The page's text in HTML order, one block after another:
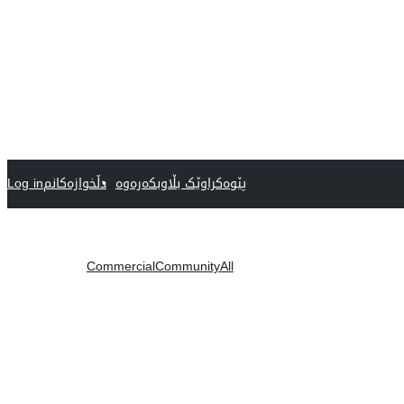
پێوەکراوێک بڵاوبکەرەوە دڵخوازەکانمLog in
All
Community
Commercial